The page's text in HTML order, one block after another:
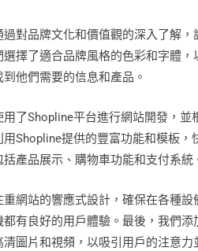
對品牌文化和價值觀的深入了解，
選擇了適合品牌風格的色彩和字體
他們需要的信息和產品。
用了Shopline平台進行網站開發，並
Shopline提供的豐富功能和模板，
產品展示、購物車功能和支付系統
重網站的響應式設計，確保在各種
有良好的用戶體驗。最後，我們
清圖片和視頻，以吸引用戶的注意力